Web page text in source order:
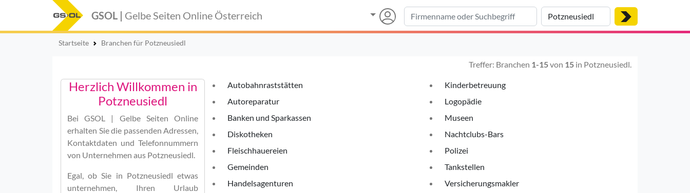
GSOL | Gelbe Seiten Online Österreich
Startseite Branchen für Potzneusiedl
Treffer: Branchen 1-15von 15 in Potzneusiedl.
Herzlich Willkommen in
Potzneusiedl
BeiGSOL | Gelbe Seiten Online
erhalten Sie die passenden Adressen,
Kontaktdaten und Telefonnummern
von Unternehmen aus Potzneusiedl.
Egal, ob Sie in Potzneusiedl etwas
unternehmen, Ihren Urlaub
Autobahnraststätten
Autoreparatur
Banken und Sparkassen
Diskotheken
Fleischhauereien
Gemeinden
Handelsagenturen
Kinderbetreuung
Logopädie
Museen
Nachtclubs-Bars
Polizei
Tankstellen
Versicherungsmakler